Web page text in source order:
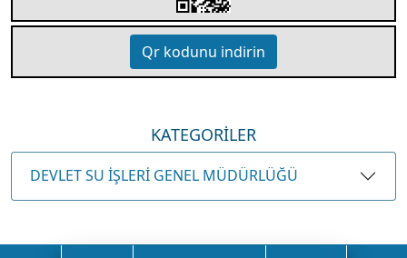
Qr kodunu indirin
KATEGORİLER
DEVLET SU İŞLERİ GENEL MÜDÜRLÜĞÜ